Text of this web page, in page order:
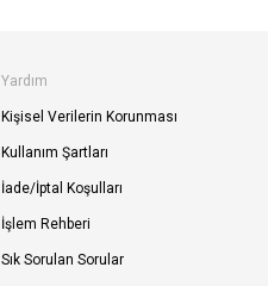
Yardım
Kişisel Verilerin Korunması
Kullanım Şartları
İade/İptal Koşulları
İşlem Rehberi
Sık Sorulan Sorular